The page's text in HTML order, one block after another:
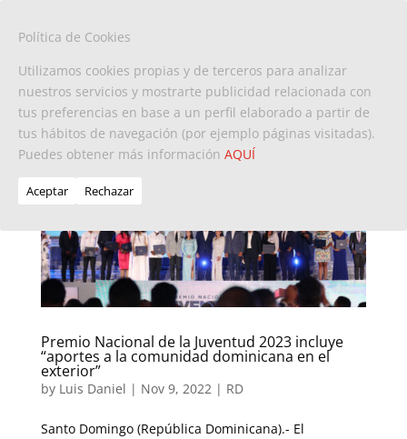
Premio Nacional de la Juventud 2023 incluye
“aportes a la comunidad dominicana en el
exterior”
by Luis Daniel | Nov 9, 2022 | RD
Santo Domingo (República Dominicana).- El
Política de Cookies
Utilizamos cookies propias y de terceros para analizar
nuestros servicios y mostrarte publicidad relacionada con
tus preferencias en base a un perfil elaborado a partir de
tus hábitos de navegación (por ejemplo páginas visitadas).
Puedes obtener más información AQUÍ
Aceptar Rechazar